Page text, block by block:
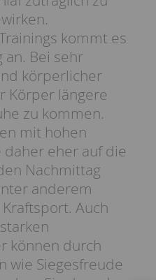
kommt es
an. Bei sehr
körperlicher
Körper längere
zu kommen.
mit hohen
daher eher auf die
Nachmittag
anderem
Auch
können durch
wie Siegesfreude